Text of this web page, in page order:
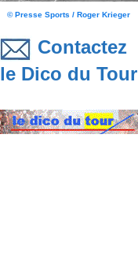
© Presse Sports / Roger Krieger
Contactez
le Dico du Tour